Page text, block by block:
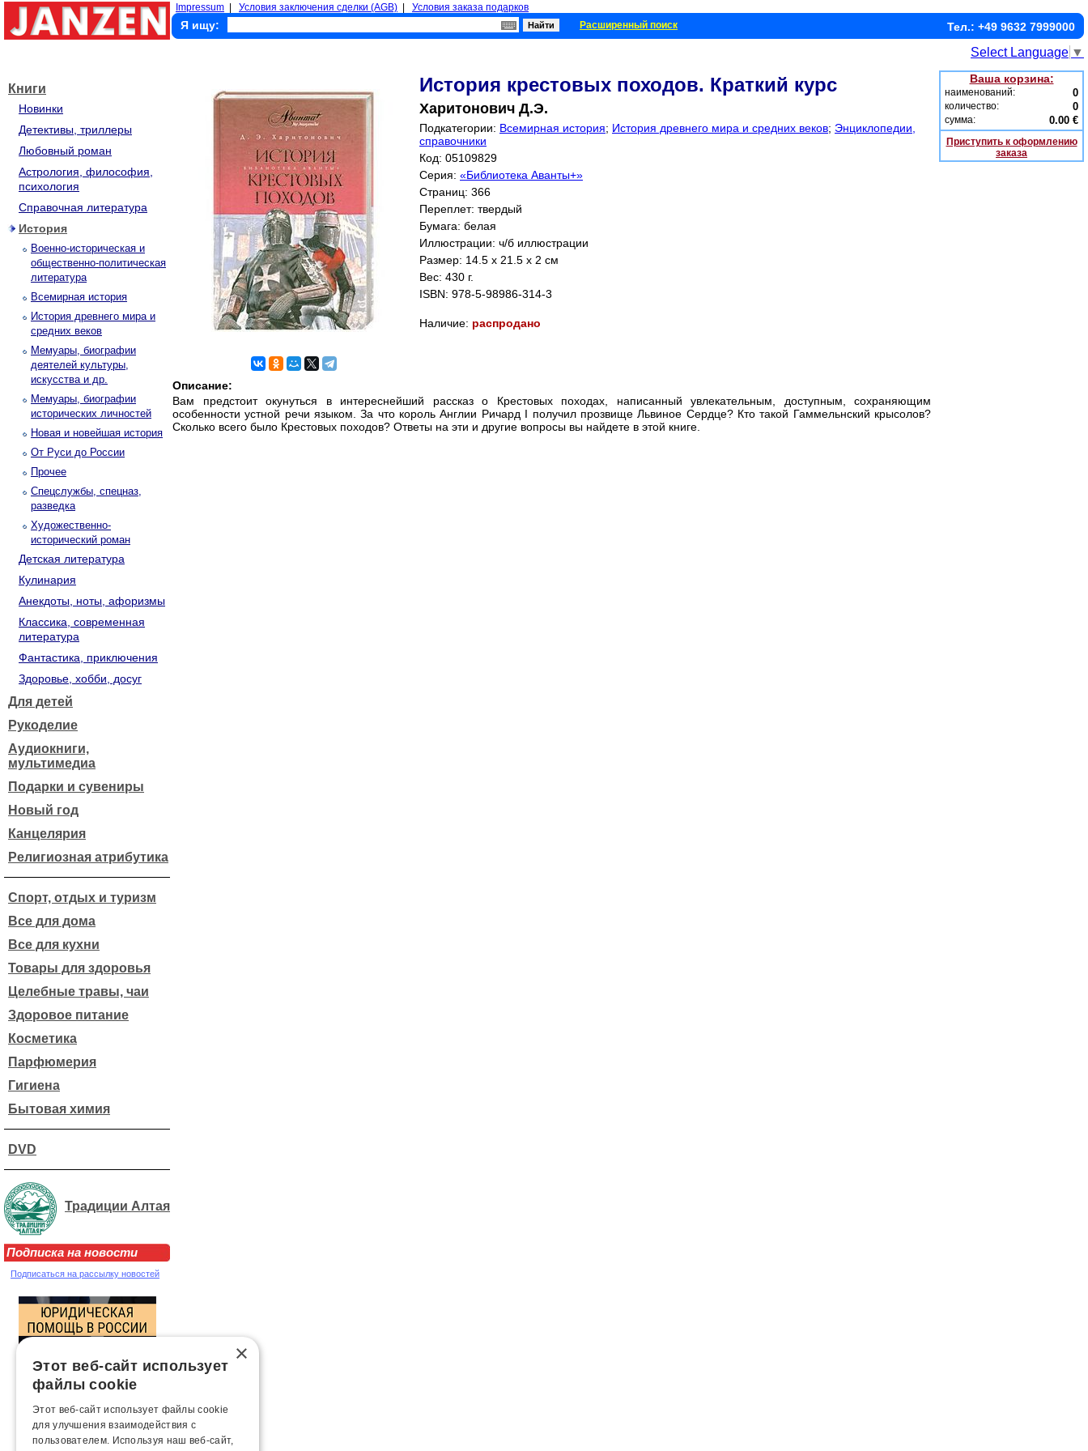
Impressum Условия заключения сделки (AGB) Условия заказа подарков
Я ищу: Расширенный поиск Тел.: +49 9632 7999000
Select Language ▼
Книги
Новинки
Детективы, триллеры
Любовный роман
Астрология, философия,
психология
Справочная литература
История
Военно-историческая и
общественно-политическая
литература
Всемирная история
История древнего мира и
средних веков
Мемуары, биографии
деятелей культуры,
искусства и др.
Мемуары, биографии
исторических личностей
Новая и новейшая история
От Руси до России
Прочее
Спецслужбы, спецназ,
разведка
Художественно-
исторический роман
Детская литература
Кулинария
Анекдоты, ноты, афоризмы
Классика, современная
литература
Фантастика, приключения
Здоровье, хобби, досуг
Для детей
Рукоделие
Аудиокниги,
мультимедиа
Подарки и сувениры
Новый год
Канцелярия
Религиозная атрибутика
Спорт, отдых и туризм
Все для дома
Все для кухни
Товары для здоровья
Целебные травы, чаи
Здоровое питание
Косметика
Парфюмерия
Гигиена
Бытовая химия
DVD
Традиции Алтая
Подписка на новости
Подписаться на рассылку новостей
История крестовых походов. Краткий курс
Харитонович Д.Э.
Подкатегории: Всемирная история; История древнего мира и средних веков; Энциклопедии,
справочники
Код: 05109829
Серия: «Библиотека Аванты+»
Страниц: 366
Переплет: твердый
Бумага: белая
Иллюстрации: ч/б иллюстрации
Размер: 14.5 x 21.5 x 2 см
Вес: 430 г.
ISBN: 978-5-98986-314-3
Наличие: распродано
Описание:
Вам предстоит окунуться в интереснейший рассказ о Крестовых походах, написанный увлекательным, доступным, сохраняющим
особенности устной речи языком. За что король Англии Ричард I получил прозвище Львиное Сердце? Кто такой Гаммельнский крысолов?
Сколько всего было Крестовых походов? Ответы на эти и другие вопросы вы найдете в этой книге.
Ваша корзина:
наименований: 0
количество: 0
сумма: 0.00 €
Приступить к оформлению
заказа
×
Этот веб-сайт использует
файлы cookie
Этот веб-сайт использует файлы cookie
для улучшения взаимодействия с
пользователем. Используя наш веб-сайт,